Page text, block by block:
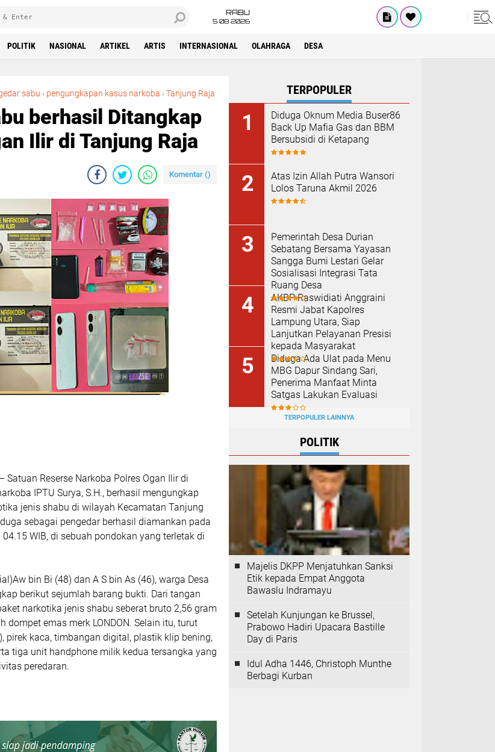
RABU
5 08 2026
POLITIK NASIONAL ARTIKEL ARTIS INTERNASIONAL OLAHRAGA DESA
sabu › pengungkapan kasus narkoba ›Tanjung Raja
berhasil Ditangkap
Ilir di Tanjung Raja
Komentar ()
Satuan Reserse Narkoba Polres Ogan Ilir di
IPTU Surya, S.H., berhasil mengungkap
jenis shabu di wilayah Kecamatan Tanjung
sebagai pengedar berhasil diamankan pada
WIB, di sebuah pondokan yang terletak di
bin Bi (48) dan A S bin As (46), warga Desa
berikut sejumlah barang bukti. Dari tangan
narkotika jenis shabu seberat bruto 2,56 gram
dompet emas merk LONDON. Selain itu, turut
pirek kaca, timbangan digital, plastik klip bening,
tiga unit handphone milik kedua tersangka yang
peredaran.
TERPOPULER
Diduga Oknum Media Buser86
Back Up Mafia Gas dan BBM
Bersubsidi di Ketapang
Atas Izin Allah Putra Wansori
Lolos Taruna Akmil 2026
Pemerintah Desa Durian
Sebatang Bersama Yayasan
Sangga Bumi Lestari Gelar
Sosialisasi Integrasi Tata
Ruang Desa
AKBP Raswidiati Anggraini
Resmi Jabat Kapolres
Lampung Utara, Siap
Lanjutkan Pelayanan Presisi
kepada Masyarakat
Diduga Ada Ulat pada Menu
MBG Dapur Sindang Sari,
Penerima Manfaat Minta
Satgas Lakukan Evaluasi
TERPOPULER LAINNYA
POLITIK
Majelis DKPP Menjatuhkan Sanksi
Etik kepada Empat Anggota
Bawaslu Indramayu
Setelah Kunjungan ke Brussel,
Prabowo Hadiri Upacara Bastille
Day di Paris
Idul Adha 1446, Christoph Munthe
Berbagi Kurban